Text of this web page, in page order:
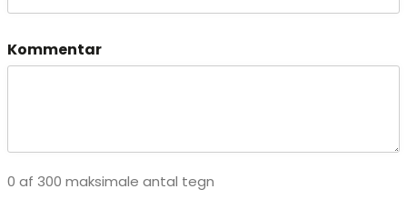
Kommentar
0 af 300 maksimale antal tegn